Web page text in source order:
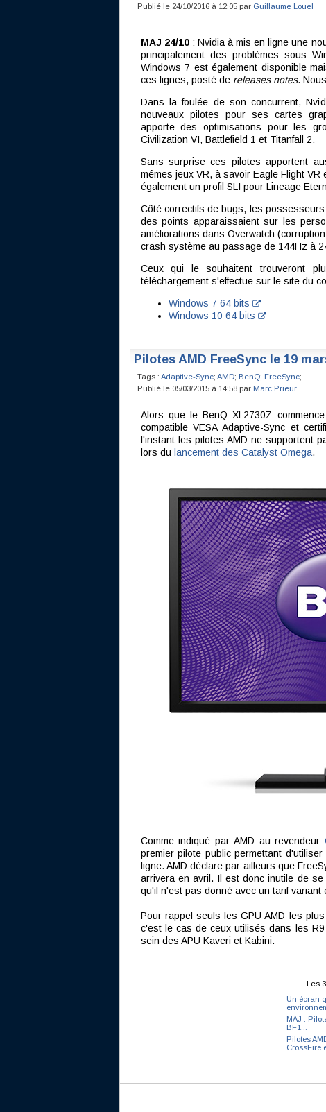
Publié le 24/10/2016 à 12:05 par Guillaume Louel
MAJ 24/10: Nvidia à mis en ligne une
principalement des problèmes sous
Windows 7 est également disponible
ces lignes, posté de releases notes.
Dans la foulée de son concurrent,
nouveaux pilotes pour ses cartes
apporte des optimisations pour les
Civilization VI, Battlefield 1 et Titanfall 2.
Sans surprise ces pilotes apportent
mêmes jeux VR, à savoir Eagle Flight VR
également un profil SLI pour Lineage
Côté correctifs de bugs, les
des points apparaissaient sur les
améliorations dans Overwatch
crash système au passage de 144Hz à
Ceux qui le souhaitent trouveront
téléchargement s'effectue sur le site du
Windows 7 64 bits
Windows 10 64 bits
Pilotes AMD FreeSync le 19
Tags : Adaptive-Sync; AMD; BenQ; FreeSync;
Publié le 05/03/2015 à 14:58 par Marc Prieur
Alors que le BenQ XL2730Z
compatible VESA Adaptive-Sync et
l'instant les pilotes AMD ne supportent
lors du lancement des Catalyst Omega.
Comme indiqué par AMD au revendeur
premier pilote public permettant
ligne. AMD déclare par ailleurs que
arrivera en avril. Il est donc inutile de
qu'il n'est pas donné avec un tarif variant
Pour rappel seuls les GPU AMD les
c'est le cas de ceux utilisés dans les
sein des APU Kaveri et Kabini.
Les
Un écran
MAJ :
BF1...
Pilotes
CrossFire